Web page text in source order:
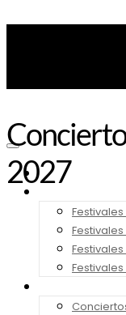
Noticias
2027